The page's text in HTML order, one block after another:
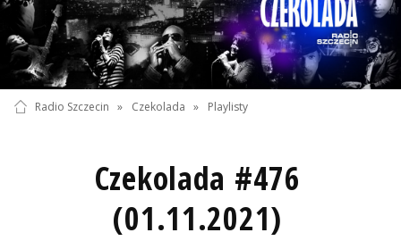
Radio Szczecin » Czekolada » Playlisty
Czekolada #476
(01.11.2021)